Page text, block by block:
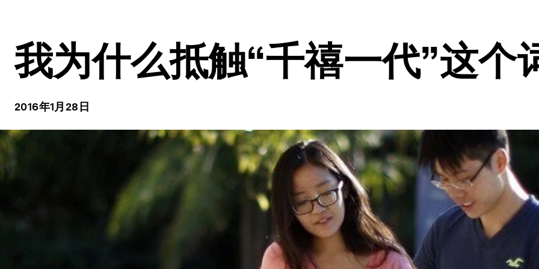
我为什么抵触“千禧一代”这个
2016年1月28日